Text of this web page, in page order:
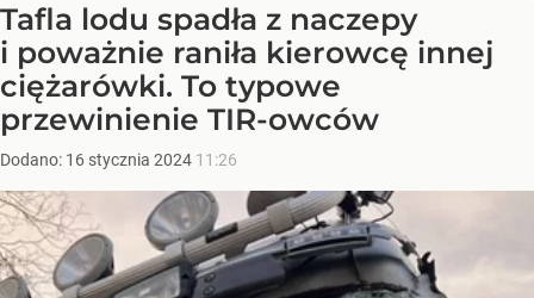
Tafla lodu spadła z naczepy
i poważnie raniła kierowcę innej
ciężarówki. To typowe
przewinienie TIR-owców
Dodano: 16 stycznia 2024 11:26